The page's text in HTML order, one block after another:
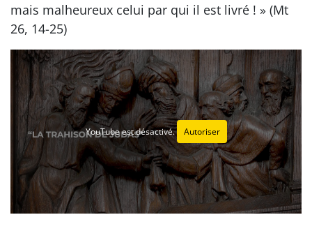
mais malheureux celui par qui il est livré ! » (Mt
26, 14-25)
YouTube est désactivé. Autoriser